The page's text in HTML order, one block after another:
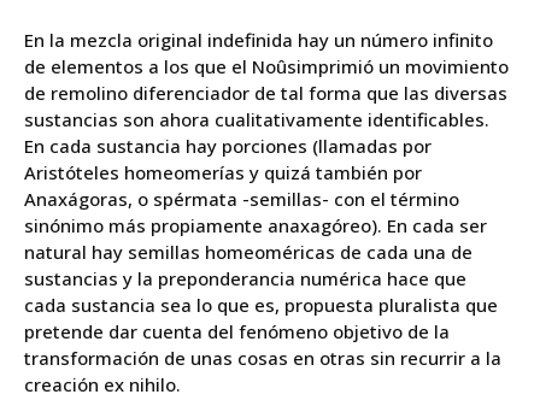
En la mezcla original indefinida hay un número infinito
de elementos a los que el Noûsimprimió un movimiento
de remolino diferenciador de tal forma que las diversas
sustancias son ahora cualitativamente identificables.
En cada sustancia hay porciones (llamadas por
Aristóteles homeomerías y quizá también por
Anaxágoras, o spérmata -semillas- con el término
sinónimo más propiamente anaxagóreo). En cada ser
natural hay semillas homeoméricas de cada una de
sustancias y la preponderancia numérica hace que
cada sustancia sea lo que es, propuesta pluralista que
pretende dar cuenta del fenómeno objetivo de la
transformación de unas cosas en otras sin recurrir a la
creación ex nihilo.